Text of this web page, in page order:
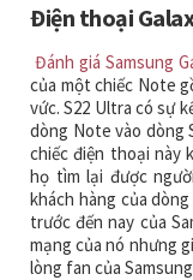
Điện thoại
Đánh giá Samsung
của một chiếc Note
vức. S22 Ultra có sự
dòng Note vào dòng
chiếc điện thoại này
họ tìm lại được
khách hàng của
trước đến nay của
mạng của nó nhưng
lòng fan của